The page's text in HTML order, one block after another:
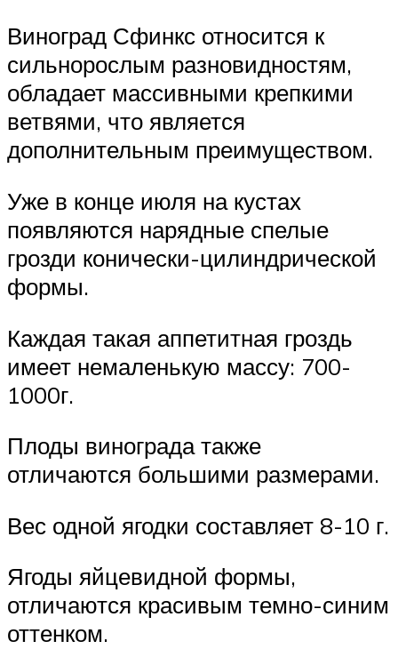
Виноград Сфинкс относится к
сильнорослым разновидностям,
обладает массивными крепкими
ветвями, что является
дополнительным преимуществом.
Уже в конце июля на кустах
появляются нарядные спелые
грозди конически-цилиндрической
формы.
Каждая такая аппетитная гроздь
имеет немаленькую массу: 700-
1000г.
Плоды винограда также
отличаются большими размерами.
Вес одной ягодки составляет 8-10 г.
Ягоды яйцевидной формы,
отличаются красивым темно-синим
оттенком.